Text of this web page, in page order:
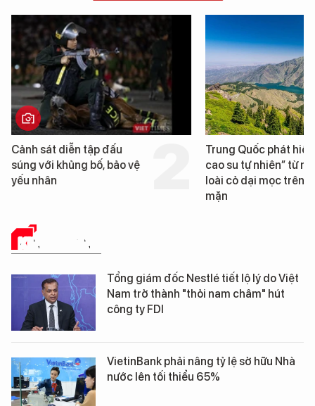
Trung Quốc phát hiện “mỏ
cao su tự nhiên” từ một
loài cỏ dại mọc trên đất
Loạt dự án bất động
Đà Nẵng sắp bị kiểm
KINH DOANH
Tổng giám đốc Nestlé tiết lộ lý do Việt
Nam trở thành "thỏi nam châm" hút
công ty FDI
VietinBank phải nâng tỷ lệ sở hữu Nhà
nước lên tối thiểu 65%